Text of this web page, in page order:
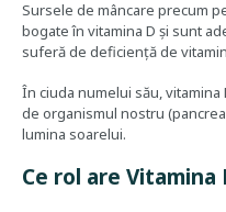
Sursele de mâncare precum
bogate în vitamina D și sunt
suferă de deficiență de
În ciuda numelui său,
de organismul nostru
lumina soarelui.
Ce rol are Vitamina